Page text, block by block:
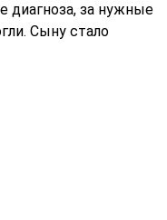
диагноза, за нужные
Сыну стало